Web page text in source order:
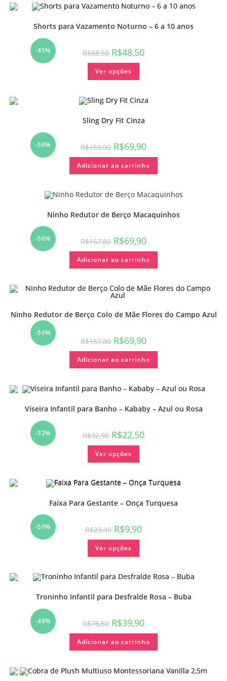
-45%
Shorts para Vazamento Noturno – 6 a 10 anos
R$88,50 R$48,50
Ver opções
-56%
Sling Dry Fit Cinza
R$159,90 R$69,90
Adicionar ao carrinho
-56%
Ninho Redutor de Berço Macaquinhos
R$157,80 R$69,90
Adicionar ao carrinho
-56%
Ninho Redutor de Berço Colo de Mãe Flores do Campo Azul
R$157,80 R$69,90
Adicionar ao carrinho
-32%
Viseira Infantil para Banho – Kababy – Azul ou Rosa
R$32,90 R$22,50
Ver opções
-59%
Faixa Para Gestante – Onça Turquesa
R$23,99 R$9,90
Ver opções
-48%
Troninho Infantil para Desfralde Rosa – Buba
R$76,50 R$39,90
Adicionar ao carrinho